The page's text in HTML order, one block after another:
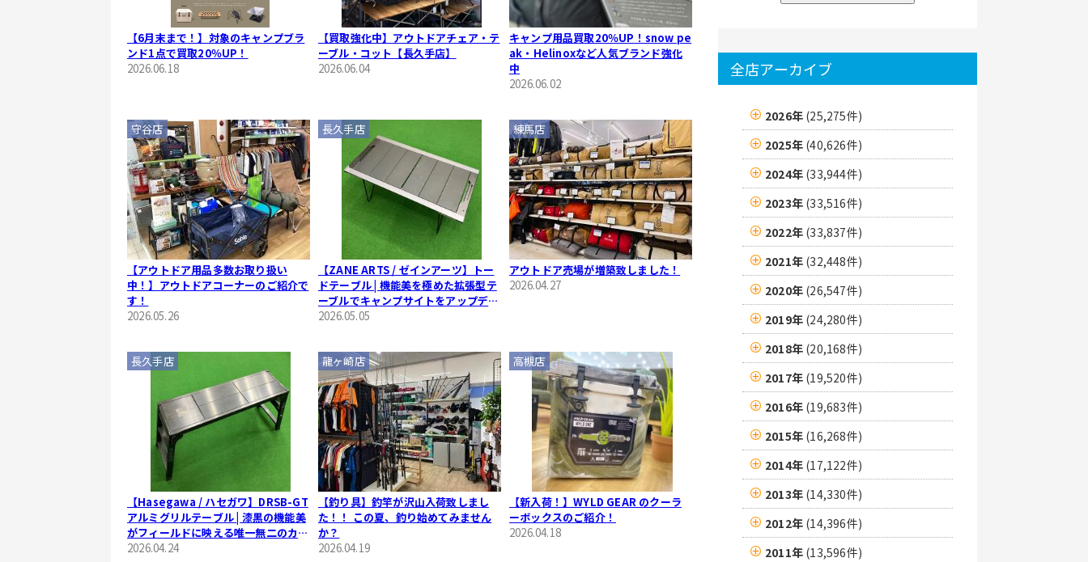
【6月末まで！】対象のキャンプブラ
ンド1点で買取20％UP！
2026.06.18
【買取強化中】アウトドアチェア・テ
ーブル・コット【長久手店】
2026.06.04
キャンプ用品買取20％UP！snow pe
ak・Helinoxなど人気ブランド強化
中
2026.06.02
【アウトドア用品多数お取り扱い
中！】アウトドアコーナーのご紹介で
す！
2026.05.26
守谷店
【ZANE ARTS / ゼインアーツ】トー
ドテーブル | 機能美を極めた拡張型テ
ーブルでキャンプサイトをアップデー
ト
2026.05.05
長久手店
アウトドア売場が増築致しました！
2026.04.27
練馬店
【Hasegawa / ハセガワ】DRSB-GT
アルミグリルテーブル | 漆黒の機能美
がフィールドに映える唯一無二のカス
タムモデル
2026.04.24
長久手店
【釣り具】釣竿が沢山入荷致しまし
た！！ この夏、釣り始めてみません
か？
2026.04.19
龍ヶ崎店
【新入荷！】WYLD GEAR のクーラ
ーボックスのご紹介！
2026.04.18
高槻店
全店アーカイブ
2026年 (25,275件)
2025年 (40,626件)
2024年 (33,944件)
2023年 (33,516件)
2022年 (33,837件)
2021年 (32,448件)
2020年 (26,547件)
2019年 (24,280件)
2018年 (20,168件)
2017年 (19,520件)
2016年 (19,683件)
2015年 (16,268件)
2014年 (17,122件)
2013年 (14,330件)
2012年 (14,396件)
2011年 (13,596件)